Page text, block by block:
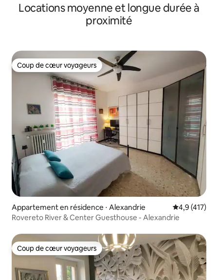
Locations moyenne et longue durée à
proximité
Coup de cœur voyageurs
Coup de cœur voyageurs
Appartement en résidence ⋅ Alexandrie Évaluation
4,9 (417)
Rovereto River & Center Guesthouse - Alexandrie
Coup de cœur voyageurs
Coup de cœur voyageurs